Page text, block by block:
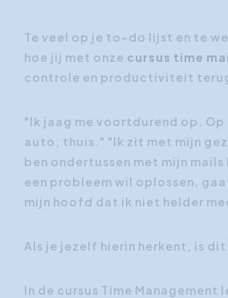
Te veel op je to-do lijst en te
hoe jij met onze cursus time
controle en productiviteit
"Ik jaag me voortdurend op. Op
auto, thuis." "Ik zit met mijn
ben ondertussen met mijn mails
een probleem wil oplossen,
mijn hoofd dat ik niet helder
Als je jezelf hierin herkent, is
In de cursus Time Management